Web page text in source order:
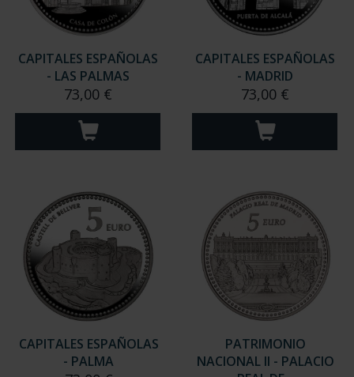
CAPITALES ESPAÑOLAS
- LAS PALMAS
73,00 €
CAPITALES ESPAÑOLAS
- MADRID
73,00 €
CAPITALES ESPAÑOLAS
- PALMA
PATRIMONIO
NACIONAL II - PALACIO